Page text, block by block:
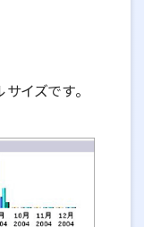
イズです。